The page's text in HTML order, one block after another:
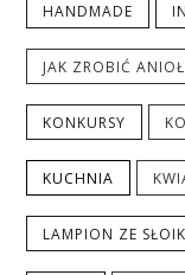
HANDMADE
JAK ZROBIĆ
KONKURSY
KUCHNIA
LAMPION ZE